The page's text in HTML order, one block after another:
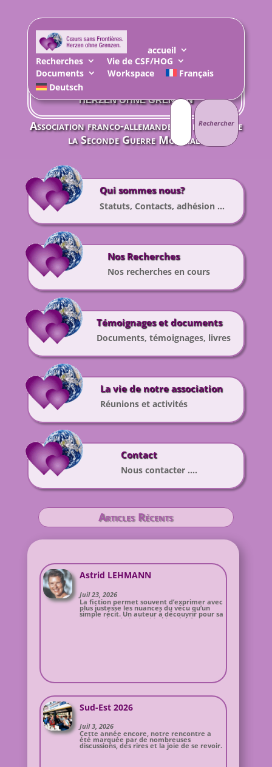
accueil
Recherches
Vie de CSF/HOG
Documents
Workspace
Français
Deutsch
Rechercher :
CŒURS SANS FRONTIÈRES
HERZEN OHNE GRENZEN
Association franco-allemande des enfants de
la Seconde Guerre Mondiale
Qui sommes nous?
Statuts, Contacts, adhésion …
Nos Recherches
Nos recherches en cours
Témoignages et documents
Documents, témoignages, livres
La vie de notre association
Réunions et activités
Contact
Nous contacter ….
Articles Récents
Astrid LEHMANN
Juil 23, 2026
La fiction permet souvent d’exprimer avec
plus justesse les nuances du vécu qu’un
simple récit. Un auteur à découvrir pour sa
perception de la double identité franco-
Sud-Est 2026
Juil 3, 2026
Cette année encore, notre rencontre a
été marquée par de nombreuses
discussions, des rires et la joie de se revoir.